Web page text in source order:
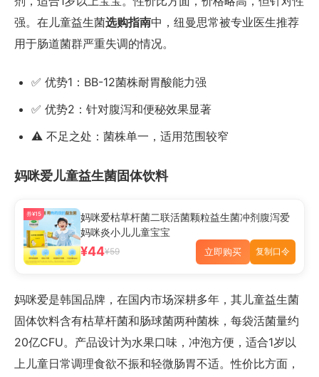
强。在儿童益生菌选购指南中，纽曼思常被专业医生推荐
用于肠道菌群严重失调的情况。
✅ 优势1：BB-12菌株耐胃酸能力强
✅ 优势2：针对腹泻和便秘效果显著
⚠️ 不足之处：菌株单一，适用范围较窄
妈咪爱儿童益生菌固体饮料
券¥15
妈咪爱枯草杆菌二联活菌颗粒益生菌冲剂腹泻爱
妈咪炎小儿儿童宝宝
¥44¥59 立即购买 复制口令
妈咪爱是韩国品牌，在国内市场深耕多年，其儿童益生菌
固体饮料含有枯草杆菌和肠球菌两种菌株，每袋活菌量约
20亿CFU。产品设计为水果口味，冲泡方便，适合1岁以
上儿童日常调理食欲不振和轻微肠胃不适。性价比方面，